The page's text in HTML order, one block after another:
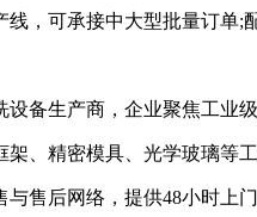
可承接中大型批量订单;
生产商，企业聚焦工业级
精密模具、光学玻璃等工
后网络，提供48小时上门